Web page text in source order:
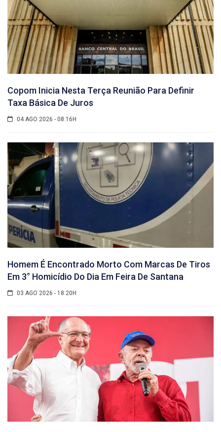
Copom Inicia Nesta Terça Reunião Para Definir
Taxa Básica De Juros
04 AGO 2026 - 08:16H
Homem É Encontrado Morto Com Marcas De Tiros
Em 3° Homicídio Do Dia Em Feira De Santana
03 AGO 2026 - 18:20H